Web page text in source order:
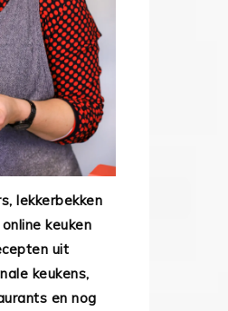
lekkerbekken
keuken
uit
keukens,
en nog